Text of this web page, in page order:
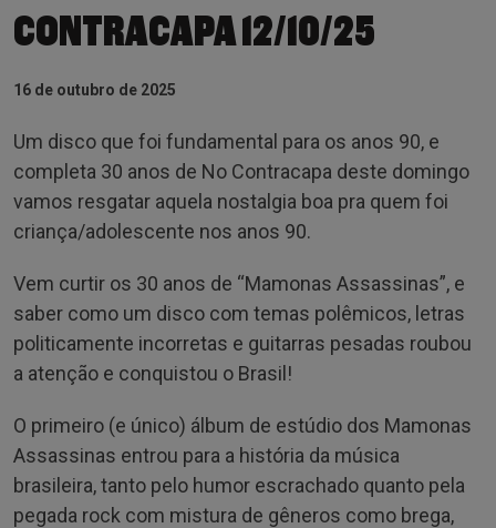
CONTRACAPA 12/10/25
16 de outubro de 2025
Um disco que foi fundamental para os anos 90, e
completa 30 anos de No Contracapa deste domingo
vamos resgatar aquela nostalgia boa pra quem foi
criança/adolescente nos anos 90.
Vem curtir os 30 anos de “Mamonas Assassinas”, e
saber como um disco com temas polêmicos, letras
politicamente incorretas e guitarras pesadas roubou
a atenção e conquistou o Brasil!
O primeiro (e único) álbum de estúdio dos Mamonas
Assassinas entrou para a história da música
brasileira, tanto pelo humor escrachado quanto pela
pegada rock com mistura de gêneros como brega,